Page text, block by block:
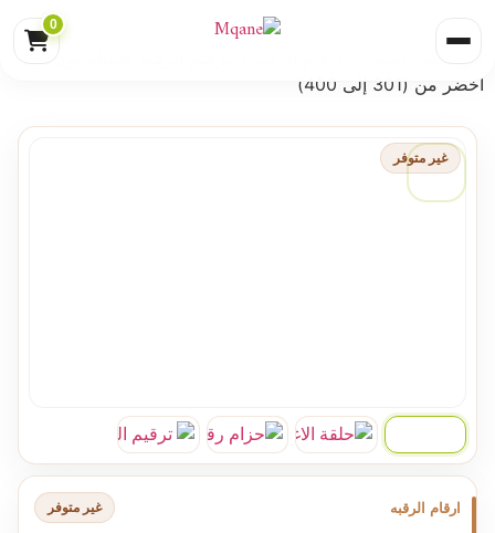
0
اخضر من (301 إلى 400)
غير متوفر
ارقام الرقبه غير متوفر